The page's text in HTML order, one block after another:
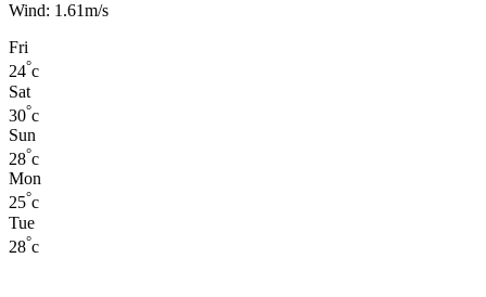
Wind: 1.61m/s
Fri
24°c
Sat
30°c
Sun
28°c
Mon
25°c
Tue
28°c